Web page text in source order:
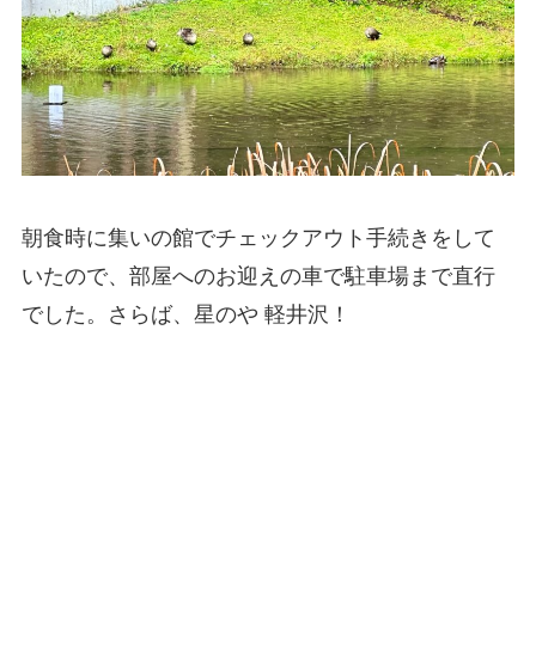
朝食時に集いの館でチェックアウト手続きをして
いたので、部屋へのお迎えの車で駐車場まで直行
でした。さらば、星のや 軽井沢！